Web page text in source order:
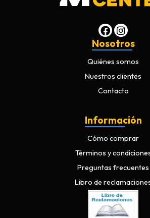
Nosotros
Quiénes somos
Nuestros clientes
Contacto
Información
Cómo comprar
Términos y
Preguntas frecuentes
Libro de